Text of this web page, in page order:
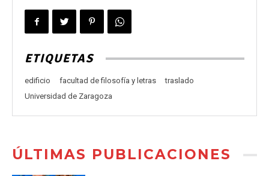
ETIQUETAS
edificio facultad de filosofía y letras
traslado
Universidad de Zaragoza
ÚLTIMAS PUBLICACIONES